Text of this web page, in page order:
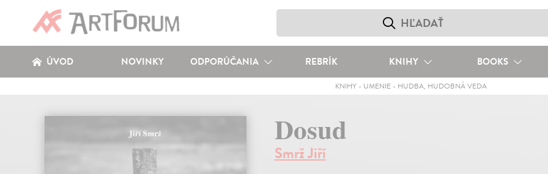
ÚVOD NOVINKY ODPORÚČANIA REBRÍK KNIHY BOOKS
KNIHY- UMENIE- HUDBA, HUDOBNÁ VEDA
Dosud
Smrž Jiří